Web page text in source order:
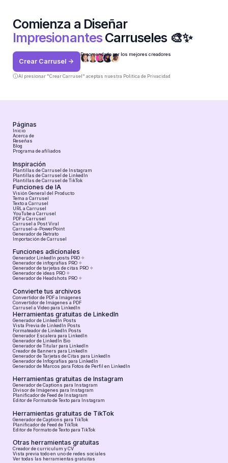
Comienza a Diseñar
ImpresionantesCarruseles 🎨✨
Crear Carrusel ->
Recomendado por los mejores creadores
Al presionar "Crear Carrusel" aceptas nuestra Política de Privacidad
Páginas
Inicio
Acerca de
Reseñas
Blog
Programa de afiliados
Inspiración
Plantillas de Carrusel de Instagram
Plantillas de Carrusel de LinkedIn
Plantillas de Carrusel de TikTok
Funciones de IA
Visión General del Producto
Tema a Carrusel
Texto a Carrusel
URL a Carrusel
YouTube a Carrusel
PDF a Carrusel
Carrusel a Post Viral
Carrusel-a-PowerPoint
Generador de Retrato
Importación de Carrusel
Funciones adicionales
Generador LinkedIn posts PRO ✧
Generador de infografías PRO ✧
Generador de tarjetas de citas PRO ✧
Generador de ideas PRO ✧
Generador de Headshots PRO ✧
Convierte tus archivos
Convertidor de PDF a Imágenes
Convertidor de Imágenes a PDF
Carrusel a Video para LinkedIn
Herramientas gratuitas de LinkedIn
Generador de LinkedIn Posts
Vista Previa de LinkedIn Posts
Formateador de LinkedIn Posts
Generador Escalera para LinkedIn
Generador de LinkedIn Bio
Generador de Titular para LinkedIn
Creador de Banners para LinkedIn
Generador de Tarjetas de Citas para LinkedIn
Generador de Infografías para LinkedIn
Generador de Marcos para Fotos de Perfil en LinkedIn
Herramientas gratuitas de Instagram
Generador de Captions para Instagram
Divisor de Imágenes para Instagram
Planificador de Feed de Instagram
Editor de Formato de Texto para Instagram
Herramientas gratuitas de TikTok
Generador de Captions para TikTok
Planificador de Feed de TikTok
Editor de Formato de Texto para TikTok
Otras herramientas gratuitas
Creador de currículum y CV
Vista previa todo en uno de redes sociales
Ver todas las herramientas gratuitas